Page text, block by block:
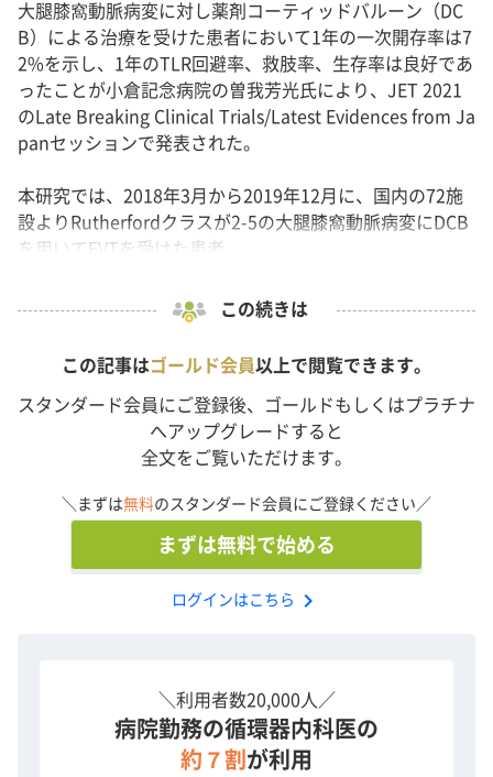
大腿膝窩動脈病変に対し薬剤コーティッドバルーン（DC
B）による治療を受けた患者において1年の一次開存率は7
2%を示し、1年のTLR回避率、救肢率、生存率は良好であ
ったことが小倉記念病院の曽我芳光氏により、JET 2021
のLate Breaking Clinical Trials/Latest Evidences from Ja
panセッションで発表された。
本研究では、2018年3月から2019年12月に、国内の72施
設よりRutherfordクラスが2-5の大腿膝窩動脈病変にDCB
を用いてEVTを受けた患者...
この続きは
この記事はゴールド会員以上で閲覧できます。
スタンダード会員にご登録後、ゴールドもしくはプラチナ
へアップグレードすると
全文をご覧いただけます。
＼まずは無料のスタンダード会員にご登録ください／
まずは無料で始める
ログインはこちら chevron_right
＼利用者数20,000人／
病院勤務の循環器内科医の
約７割 が利用